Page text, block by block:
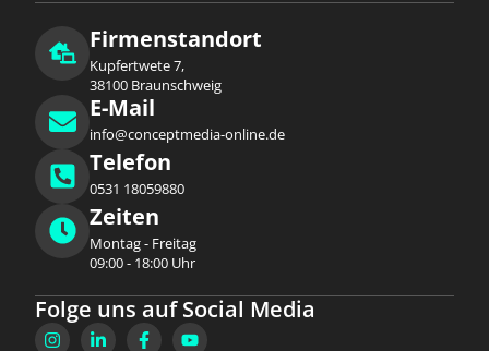
Firmenstandort
Kupfertwete 7,
38100 Braunschweig
E-Mail
info@conceptmedia-online.de
Telefon
0531 18059880
Zeiten
Montag - Freitag
09:00 - 18:00 Uhr
Folge uns auf Social Media